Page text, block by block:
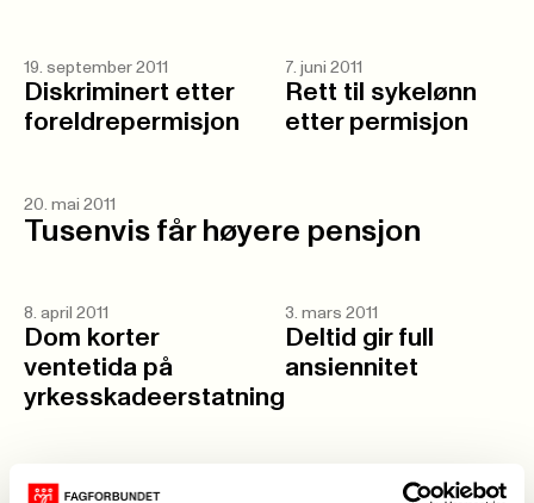
19. september 2011
Diskriminert etter
foreldrepermisjon
7. juni 2011
Rett til sykelønn
etter permisjon
20. mai 2011
Tusenvis får høyere pensjon
8. april 2011
Dom korter
ventetida på
yrkesskadeerstatning
3. mars 2011
Deltid gir full
ansiennitet
28. februar 2011